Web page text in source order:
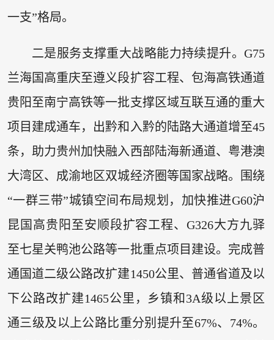
一支”格局。
二是服务支撑重大战略能力持续提升。G75
兰海国高重庆至遵义段扩容工程、包海高铁通道
贵阳至南宁高铁等一批支撑区域互联互通的重大
项目建成通车，出黔和入黔的陆路大通道增至45
条，助力贵州加快融入西部陆海新通道、粤港澳
大湾区、成渝地区双城经济圈等国家战略。围绕
“一群三带”城镇空间布局规划，加快推进G60沪
昆国高贵阳至安顺段扩容工程、G326大方九驿
至七星关鸭池公路等一批重点项目建设。完成普
通国道二级公路改扩建1450公里、普通省道及以
下公路改扩建1465公里，乡镇和3A级以上景区
通三级及以上公路比重分别提升至67%、74%。